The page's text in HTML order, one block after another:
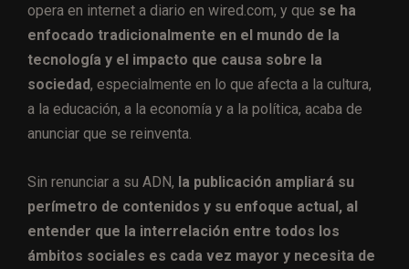
opera en internet a diario en wired.com, y que se ha
enfocado tradicionalmente en el mundo de la
tecnología y el impacto que causa sobre la
sociedad, especialmente en lo que afecta a la cultura,
a la educación, a la economía y a la política, acaba de
anunciar que se reinventa.
Sin renunciar a su ADN, la publicación ampliará su
perímetro de contenidos y su enfoque actual, al
entender que la interrelación entre todos los
ámbitos sociales es cada vez mayor y necesita de